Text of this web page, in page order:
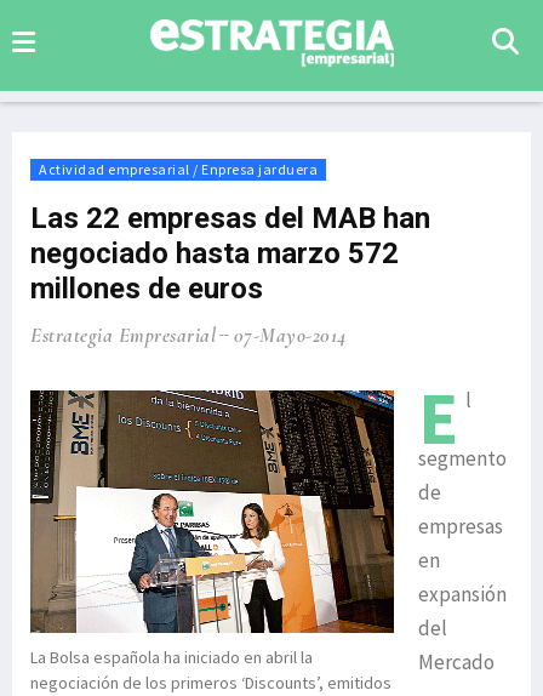
Actividad empresarial / Enpresa jarduera
Las 22 empresas del MAB han
negociado hasta marzo 572
millones de euros
Estrategia Empresarial 07-Mayo-2014
La Bolsa española ha iniciado en abril la
negociación de los primeros ‘Discounts’, emitidos
E l
segmento
de
empresas
en
expansión
del
Mercado